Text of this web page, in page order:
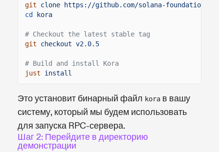
git
clone https://github.com/solana-foundation/
cd
kora
# Checkout the latest stable tag
git
checkout v2.0.5
# Build and install Kora
just
install
Это установит бинарный файл kora в вашу
систему, который мы будем использовать
для запуска RPC-сервера.
Шаг 2: Перейдите в директорию
демонстрации